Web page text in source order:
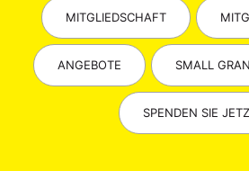
MITGLIEDSCHAFT
ANGEBOTE SMALL
SPENDEN SIE